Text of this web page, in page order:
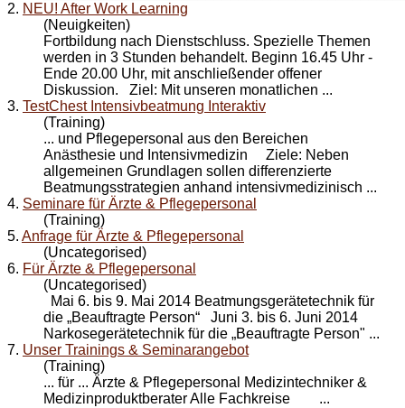
2. NEU! After Work Learning
(Neuigkeiten)
Fortbildung nach Dienstschluss. Spezielle Themen
werden in 3 Stunden behandelt. Beginn 16.45 Uhr -
Ende 20.00 Uhr, mit anschließender offener
Diskussion. Ziel: Mit unseren monatlichen ...
3. TestChest Intensivbeatmung Interaktiv
(Training)
... und Pflegepersonal aus den Bereichen
Anästhesie und Intensivmedizin Ziele: Neben
allgemeinen Grundlagen sollen differenzierte
Beatmungsstrategien anhand intensivmedizinisch ...
4. Seminare für Ärzte & Pflegepersonal
(Training)
5. Anfrage für Ärzte & Pflegepersonal
(Uncategorised)
6. Für Ärzte & Pflegepersonal
(Uncategorised)
Mai 6. bis 9. Mai 2014 Beatmungsgerätetechnik für
die „Beauftragte Person“ Juni 3. bis 6. Juni 2014
Narkosegerätetechnik für die „Beauftragte Person" ...
7. Unser Trainings & Seminarangebot
(Training)
... für ... Ärzte & Pflegepersonal
Medizintechniker &
Medizinproduktberater Alle Fachkreise ...